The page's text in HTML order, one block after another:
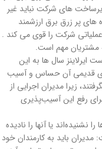
های شرکت نباید غیر
های پر زرق برق ارزشمند
شرکت را قوی می کند .
سال ها به این
قدیمی آن حساس و آسیب
زیرا مدیران اجرایی از
رفع این آسیب‌پذیری
نشنیده‌اند یا آنها را نادیده
باید به کارمندان خود